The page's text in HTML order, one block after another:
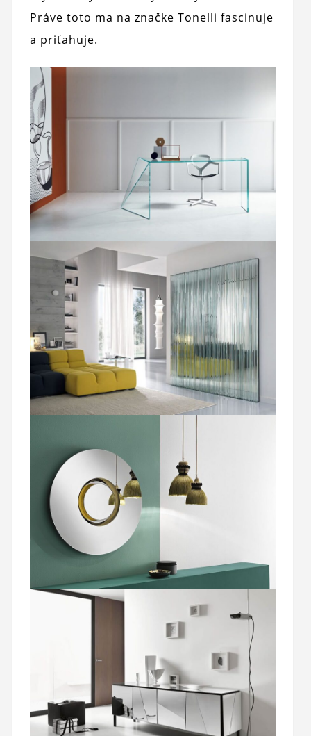
Práve toto ma na značke Tonelli fascinuje
a priťahuje.